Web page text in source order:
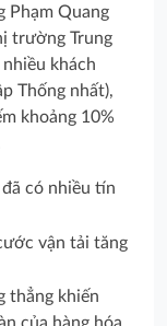
Phạm Quang
trường Trung
khách
Thống nhất),
khoảng 10%
vận tải tăng
thẳng khiến